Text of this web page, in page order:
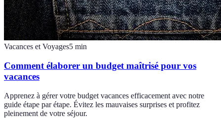
Vacances et Voyages5 min
Comment élaborer un budget maîtrisé pour vos
vacances
Apprenez à gérer votre budget vacances efficacement avec notre
guide étape par étape. Évitez les mauvaises surprises et profitez
pleinement de votre séjour.